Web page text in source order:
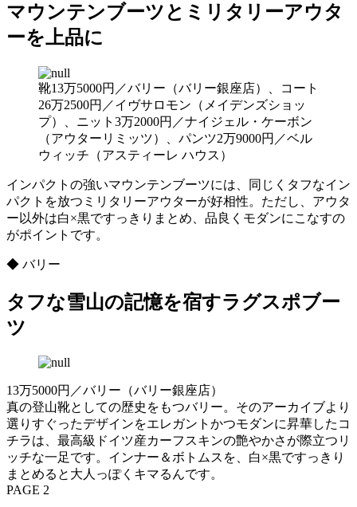
マウンテンブーツとミリタリーアウタ
ーを上品に
靴13万5000円／バリー（バリー銀座店）、コート
26万2500円／イヴサロモン（メイデンズショッ
プ）、ニット3万2000円／ナイジェル・ケーボン
（アウターリミッツ）、パンツ2万9000円／ベル
ウィッチ（アスティーレ ハウス）
インパクトの強いマウンテンブーツには、同じくタフなイン
パクトを放つミリタリーアウターが好相性。ただし、アウタ
ー以外は白×黒ですっきりまとめ、品良くモダンにこなすの
がポイントです。
◆ バリー
タフな雪山の記憶を宿すラグスポブー
ツ
13万5000円／バリー（バリー銀座店）
真の登山靴としての歴史をもつバリー。そのアーカイブより
選りすぐったデザインをエレガントかつモダンに昇華したコ
チラは、最高級ドイツ産カーフスキンの艶やかさが際立つリ
ッチな一足です。インナー＆ボトムスを、白×黒ですっきり
まとめると大人っぽくキマるんです。
PAGE 2